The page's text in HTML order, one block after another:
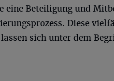
eine Beteiligung und
Diese
sich unter dem